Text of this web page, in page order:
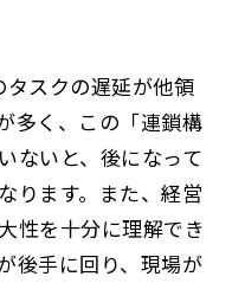
スクの遅延が他領
多く、この「連鎖構
ないと、後になって
ります。また、経営
性を十分に理解でき
後手に回り、現場が